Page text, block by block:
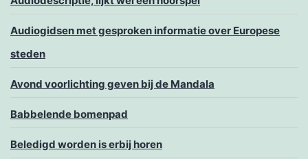
Audiogidsen met gesproken informatie over Europese
steden
Avond voorlichting geven bij de Mandala
Babbelende bomenpad
Beledigd worden is erbij horen